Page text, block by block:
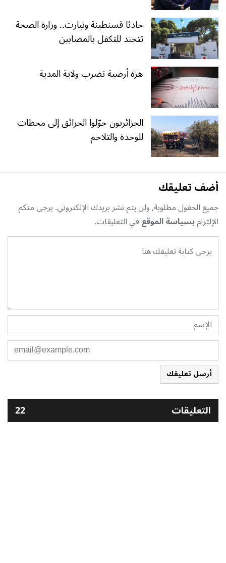
حادثا قسنطينة وتيارت.. وزارة الصحة
تتجند للتكفل بالمصابين
هزة أرضية تضرب ولاية المدية
الجزائريون حوّلوا الحرائق إلى محطات
للوحدة والتلاحم
أضف تعليقك
جميع الحقول مطلوبة, ولن يتم نشر بريدك الإلكتروني. يرجى منكم
الإلتزامبسياسة الموقعفي التعليقات.
أرسل تعليقك
التعليقات 22